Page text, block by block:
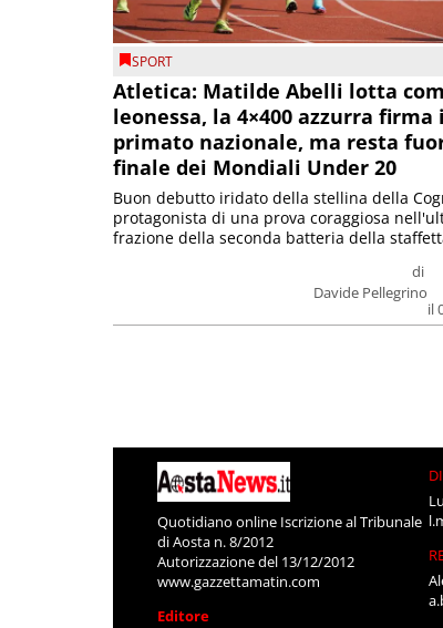
SPORT
Atletica: Matilde Abelli lotta
leonessa, la 4×400 azzurra firma
primato nazionale, ma resta
finale dei Mondiali Under 20
di
Davide Pellegrino
il
Buon debutto iridato della stellina della
protagonista di una prova coraggiosa
frazione della seconda batteria della
Quotidiano online Iscrizione al Tribunale
di Aosta n. 8/2012
Autorizzazione del 13/12/2012
www.gazzettamatin.com
Editore